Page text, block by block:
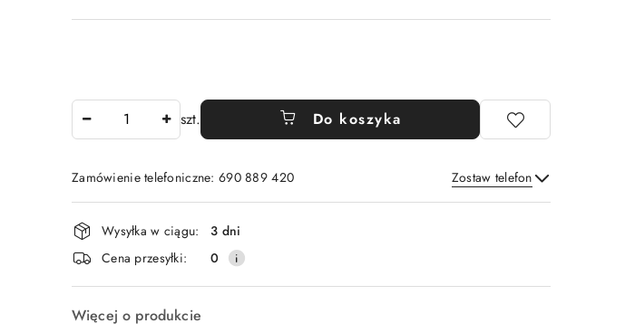
szt. Do koszyka
Zamówienie telefoniczne: 690 889 420 Zostaw telefon
Wyślij
Dostępność
i
dostawa
Wysyłka w ciągu:
3 dni
Cena przesyłki:
0
Więcej o produkcie